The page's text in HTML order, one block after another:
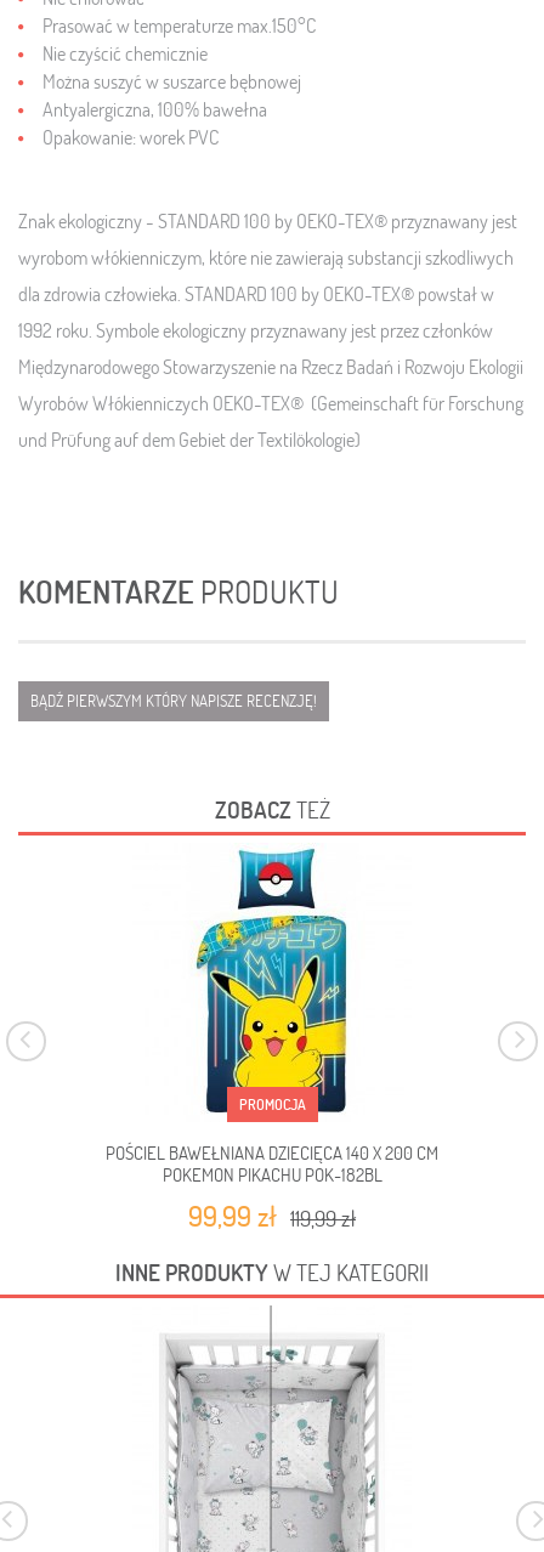
Prasować w temperaturze max.150°C
Nie czyścić chemicznie
Można suszyć w suszarce bębnowej
Antyalergiczna, 100% bawełna
Opakowanie:worek PVC
Znak ekologiczny - STANDARD 100 by OEKO-TEX® przyznawany jest
wyrobom włókienniczym, które nie zawierają substancji szkodliwych
dla zdrowia człowieka. STANDARD 100 by OEKO-TEX® powstał w
1992 roku. Symbole ekologiczny przyznawany jest przez członków
Międzynarodowego Stowarzyszenie na Rzecz Badań i Rozwoju Ekologii
Wyrobów Włókienniczych OEKO-TEX® (Gemeinschaft für Forschung
und Prüfung auf dem Gebiet der Textilökologie)
KOMENTARZE PRODUKTU
BĄDŹ PIERWSZYM KTÓRY NAPISZE RECENZJĘ!
ZOBACZTEŻ
PROMOCJA
POŚCIEL BAWEŁNIANA DZIECIĘCA 140 X 200 CM
POKEMON PIKACHU POK-182BL
99,99 zł 119,99 zł
INNE PRODUKTYW TEJ KATEGORII